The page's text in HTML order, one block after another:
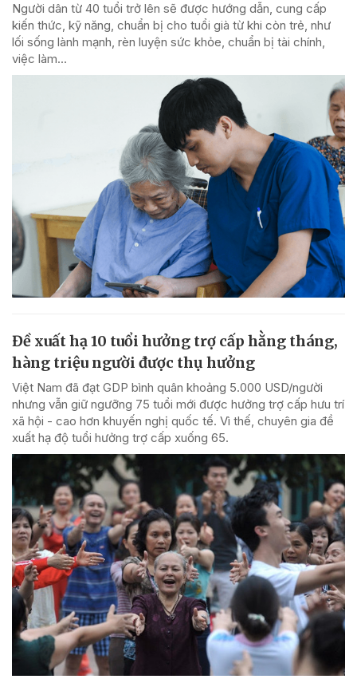
Người dân từ 40 tuổi trở lên sẽ được hướng dẫn, cung cấp
kiến thức, kỹ năng, chuẩn bị cho tuổi già từ khi còn trẻ, như
lối sống lành mạnh, rèn luyện sức khỏe, chuẩn bị tài chính,
việc làm...
Đề xuất hạ 10 tuổi hưởng trợ cấp hằng tháng,
hàng triệu người được thụ hưởng
Việt Nam đã đạt GDP bình quân khoảng 5.000 USD/người
nhưng vẫn giữ ngưỡng 75 tuổi mới được hưởng trợ cấp hưu trí
xã hội - cao hơn khuyến nghị quốc tế. Vì thế, chuyên gia đề
xuất hạ độ tuổi hưởng trợ cấp xuống 65.